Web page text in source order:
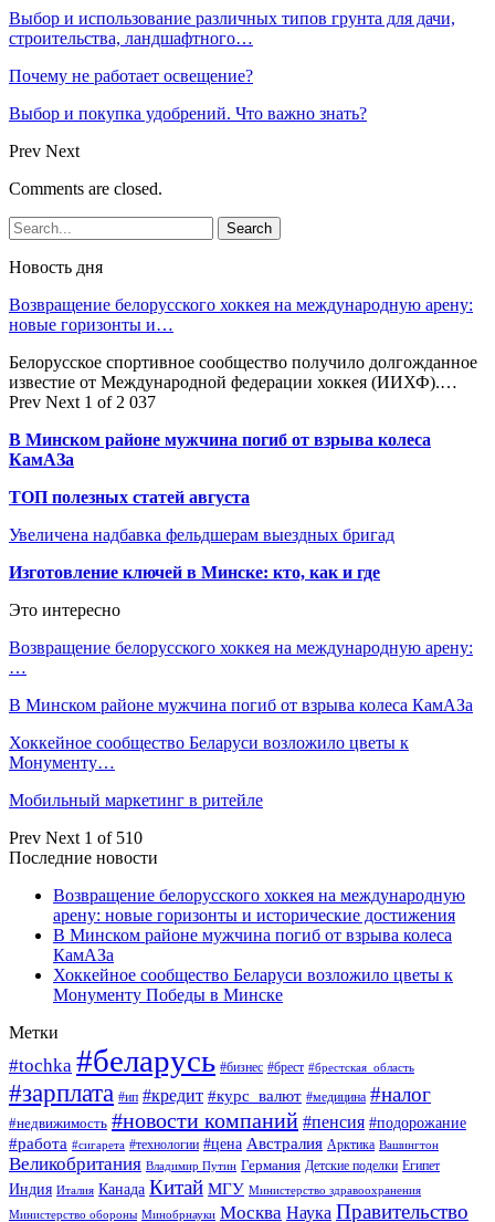
Выбор и использование различных типов грунта для дачи,
строительства, ландшафтного…
Почему не работает освещение?
Выбор и покупка удобрений. Что важно знать?
Prev Next
Comments are closed.
Новость дня
Возвращение белорусского хоккея на международную арену:
новые горизонты и…
Белорусское спортивное сообщество получило долгожданное
известие от Международной федерации хоккея (ИИХФ).…
Prev Next 1 of 2 037
В Минском районе мужчина погиб от взрыва колеса
КамАЗа
ТОП полезных статей августа
Увеличена надбавка фельдшерам выездных бригад
Изготовление ключей в Минске: кто, как и где
Это интересно
Возвращение белорусского хоккея на международную арену:
…
В Минском районе мужчина погиб от взрыва колеса КамАЗа
Хоккейное сообщество Беларуси возложило цветы к
Монументу…
Мобильный маркетинг в ритейле
Prev Next 1 of 510
Последние новости
Возвращение белорусского хоккея на международную
арену: новые горизонты и исторические достижения
В Минском районе мужчина погиб от взрыва колеса
КамАЗа
Хоккейное сообщество Беларуси возложило цветы к
Монументу Победы в Минске
Метки
#tochka #беларусь #бизнес #брест #брестская_область
#зарплата #ип #кредит #курс_валют #медицина #налог
#недвижимость #новости компаний #пенсия #подорожание
#работа #сигарета #технологии #цена Австралия Арктика Вашингтон
Великобритания Владимир Путин Германия Детские поделки Египет
Индия Италия Канада Китай МГУ Министерство здравоохранения
Министерство обороны Минобрнауки Москва Наука Правительство